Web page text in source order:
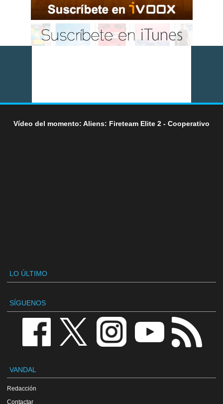
Vídeo del momento: Aliens: Fireteam Elite 2 - Cooperativo
LO ÚLTIMO
SÍGUENOS
VANDAL
Redacción
Contactar